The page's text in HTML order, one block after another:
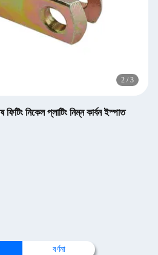
2 / 3
নিকেল প্লাটিং নিম্ন কার্বন ইস্পাত
বর্ণনা